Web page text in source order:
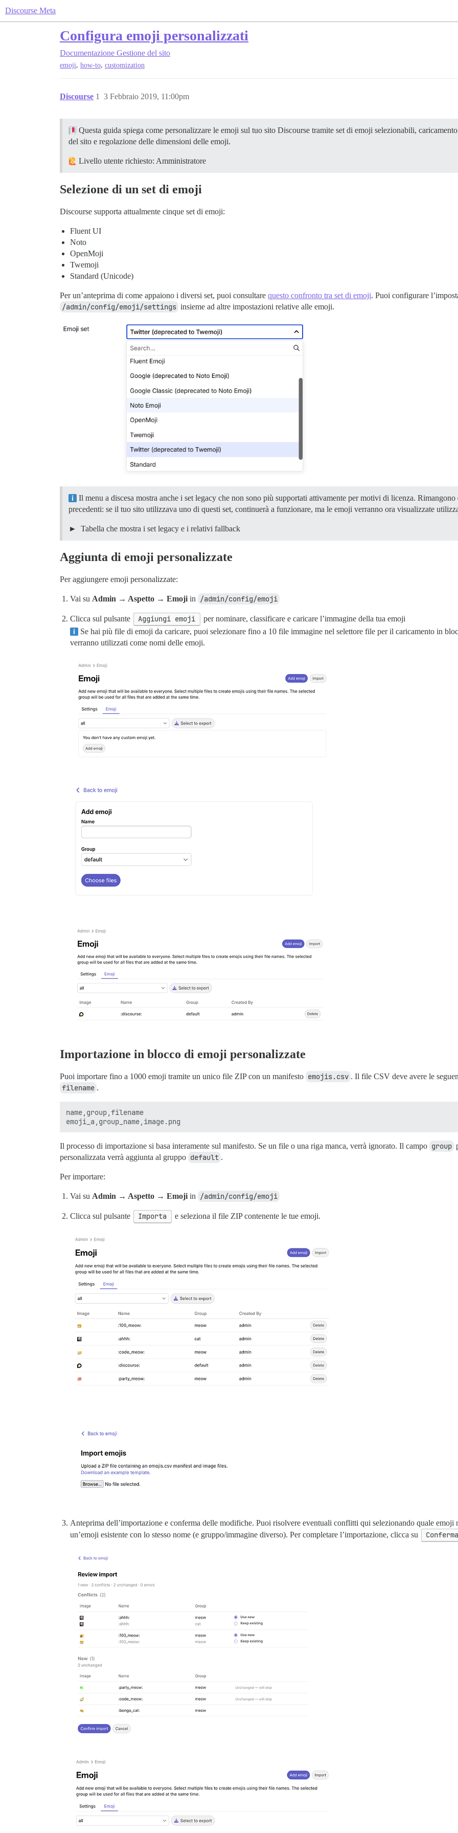
Discourse Meta
Configura emoji personalizzati
Documentazione Gestione del sito
emoji, how-to, customization
Discourse 3 Febbraio 2019, 11:00pm
1
Questa guida spiega come personalizzare le emoji sul tuo sito Discourse tramite set di emoji selezionabili,
del sito e regolazione delle dimensioni delle emoji.
Livello utente richiesto: Amministratore
Selezione di un set di emoji
Discourse supporta attualmente cinque set di emoji:
Fluent UI
Noto
OpenMoji
Twemoji
Standard (Unicode)
Per un’anteprima di come appaiono i diversi set, puoi consultare questo confronto tra set di emoji. Puoi configurare
/admin/config/emoji/settings insieme ad altre impostazioni relative alle emoji.
Il menu a discesa mostra anche i set legacy che non sono più supportati attivamente per motivi di licenza.
precedenti: se il tuo sito utilizzava uno di questi set, continuerà a funzionare, ma le emoji verranno ora visualizzate
Tabella che mostra i set legacy e i relativi fallback
Aggiunta di emoji personalizzate
Per aggiungere emoji personalizzate:
Vai su Admin → Aspetto → Emoji in /admin/config/emoji
Clicca sul pulsante Aggiungi emoji
per nominare, classificare e caricare l’immagine della tua emoji
Se hai più file di emoji da caricare, puoi selezionare fino a 10 file immagine nel selettore file per il caricamento in
verranno utilizzati come nomi delle emoji.
Importazione in blocco di emoji personalizzate
Puoi importare fino a 1000 emoji tramite un unico file ZIP con un manifesto emojis.csv . Il file CSV deve avere le
filename .
name,group,filename
Il processo di importazione si basa interamente sul manifesto. Se un file o una riga manca, verrà ignorato. Il campo group
personalizzata verrà aggiunta al gruppo default .
Per importare:
Vai su Admin → Aspetto → Emoji in /admin/config/emoji
Clicca sul pulsante Importa e seleziona il file ZIP contenente le tue emoji.
Anteprima dell’importazione e conferma delle modifiche. Puoi risolvere eventuali conflitti qui selezionando quale emoji
un’emoji esistente con lo stesso nome (e gruppo/immagine diverso). Per completare l’importazione, clicca su